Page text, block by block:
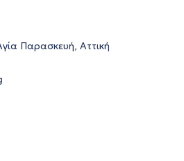
Παρασκευή, Αττική